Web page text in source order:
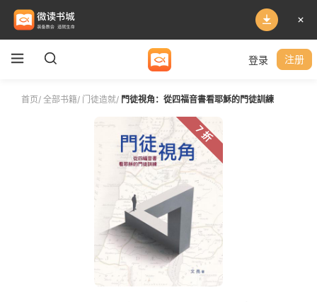
登录 注册
首页/ 全部书籍/ 门徒造就/ 門徒視角：從四福音書看耶穌的門徒訓練
7 折